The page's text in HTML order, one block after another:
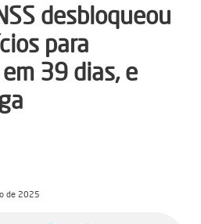
desbloqueou
para
39 dias, e
de 2025